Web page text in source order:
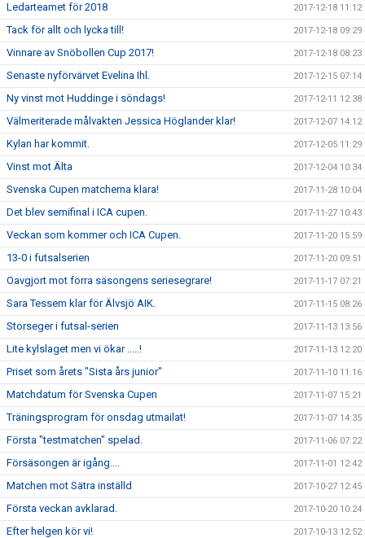
Ledarteamet för 2018 2017-12-18 11:12
Tack för allt och lycka till! 2017-12-18 09:29
Vinnare av Snöbollen Cup 2017! 2017-12-18 08:23
Senaste nyförvärvet Evelina Ihl. 2017-12-15 07:14
Ny vinst mot Huddinge i söndags! 2017-12-11 12:38
Välmeriterade målvakten Jessica Höglander klar! 2017-12-07 14:12
Kylan har kommit. 2017-12-05 11:29
Vinst mot Älta 2017-12-04 10:34
Svenska Cupen matcherna klara! 2017-11-28 10:04
Det blev semifinal i ICA cupen. 2017-11-27 10:43
Veckan som kommer och ICA Cupen. 2017-11-20 15:59
13-0 i futsalserien 2017-11-20 09:51
Oavgjort mot förra säsongens seriesegrare! 2017-11-17 07:21
Sara Tessem klar för Älvsjö AIK. 2017-11-15 08:26
Storseger i futsal-serien 2017-11-13 13:56
Lite kylslaget men vi ökar .....! 2017-11-13 12:20
Priset som årets "Sista års junior" 2017-11-10 11:16
Matchdatum för Svenska Cupen 2017-11-07 15:21
Träningsprogram för onsdag utmailat! 2017-11-07 14:35
Första "testmatchen" spelad. 2017-11-06 07:22
Försäsongen är igång.... 2017-11-01 12:42
Matchen mot Sätra inställd 2017-10-27 12:45
Första veckan avklarad. 2017-10-20 10:24
Efter helgen kör vi! 2017-10-13 12:52